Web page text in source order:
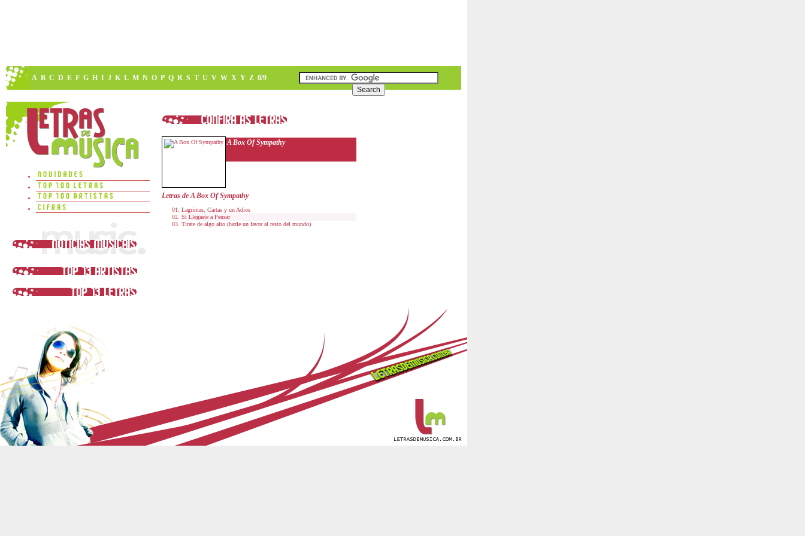
A B C D E F G H I J K L M N O P Q R S T U V W X Y Z 0/9
A Box Of Sympathy
Letras de A Box Of Sympathy
Lagrimas, Cartas y un Adios
Si Llegaste a Pensar
Tirate de algo alto (hazle un favor al resto del mundo)